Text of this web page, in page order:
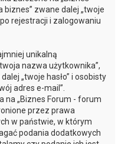
zwane dalej „twoje
rejestracji i zalogowaniu
unikalną
nazwa użytkownika”,
„twoje hasło” i osobisty
adres e-mail”.
na „Biznes Forum - forum
przez prawa
w państwie, w którym
podania dodatkowych